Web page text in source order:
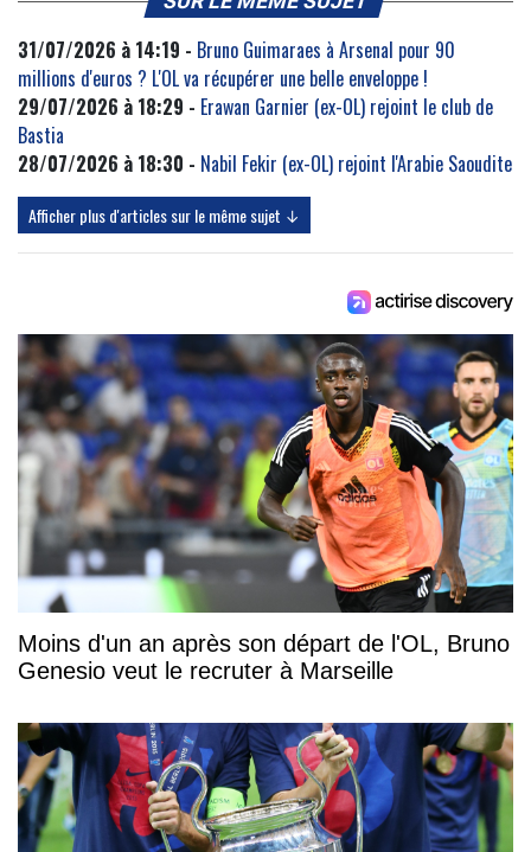
31/07/2026 à 14:19 - Bruno Guimaraes à Arsenal pour 90
millions d'euros ? L'OL va récupérer une belle enveloppe !
29/07/2026 à 18:29 - Erawan Garnier (ex-OL) rejoint le club de
Bastia
28/07/2026 à 18:30 - Nabil Fekir (ex-OL) rejoint l'Arabie Saoudite
Afficher plus d'articles sur le même sujet ↓
Moins d'un an après son départ de l'OL, Bruno
Genesio veut le recruter à Marseille